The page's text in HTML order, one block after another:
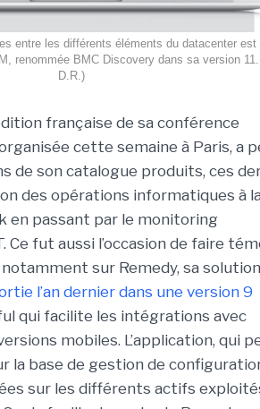
entre les différents éléments du datacenter est
renommée BMC Discovery dans sa version
D.R.)
française de sa conférence
cette semaine à Paris, a
de son catalogue produits, ces
des opérations informatiques à
en passant par le monitoring
Ce fut aussi l’occasion de faire
sur Remedy, sa solution
l’an dernier dans une version 9
qui facilite les intégrations avec
mobiles. L’application, qui
la base de gestion de
sur les différents actifs